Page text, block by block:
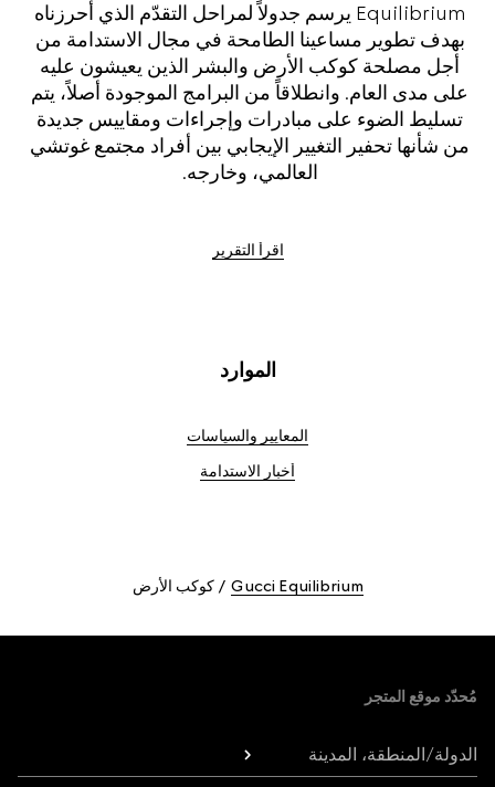
Equilibrium يرسم جدولاً لمراحل التقدّم الذي أحرزناه
بهدف تطوير مساعينا الطامحة في مجال الاستدامة من
أجل مصلحة كوكب الأرض والبشر الذين يعيشون عليه
على مدى العام. وانطلاقاً من البرامج الموجودة أصلاً، يتم
تسليط الضوء على مبادرات وإجراءات ومقاييس جديدة
من شأنها تحفير التغيير الإيجابي بين أفراد مجتمع غوتشي
العالمي، وخارجه.
اقرأ التقرير
الموارد
المعايير والسياسات
أخبار الاستدامة
Gucci Equilibrium كوكب الأرض
مُحدّد موقع المتجر
الدولة/المنطقة، المدينة